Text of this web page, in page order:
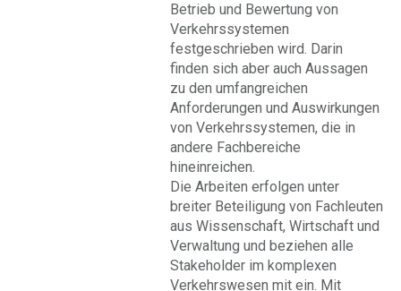
Betrieb und Bewertung von
Verkehrssystemen
festgeschrieben wird. Darin
finden sich aber auch Aussagen
zu den umfangreichen
Anforderungen und Auswirkungen
von Verkehrssystemen, die in
andere Fachbereiche
hineinreichen.
Die Arbeiten erfolgen unter
breiter Beteiligung von Fachleuten
aus Wissenschaft, Wirtschaft und
Verwaltung und beziehen alle
Stakeholder im komplexen
Verkehrswesen mit ein. Mit